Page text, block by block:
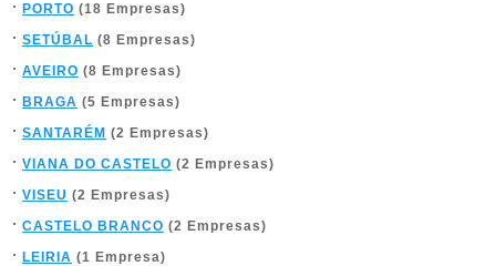
PORTO (18 Empresas)
SETÚBAL (8 Empresas)
AVEIRO (8 Empresas)
BRAGA (5 Empresas)
SANTARÉM (2 Empresas)
VIANA DO CASTELO (2 Empresas)
VISEU (2 Empresas)
CASTELO BRANCO (2 Empresas)
LEIRIA (1 Empresa)